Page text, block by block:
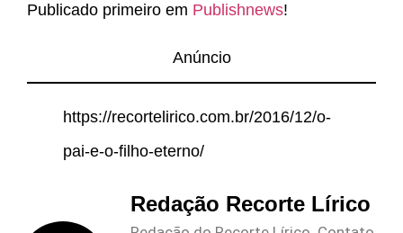
Publicado primeiro em Publishnews!
Anúncio
https://recortelirico.com.br/2016/12/o-
pai-e-o-filho-eterno/
Redação Recorte Lírico